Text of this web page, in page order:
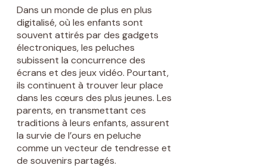
Dans un monde de plus en plus
digitalisé, où les enfants sont
souvent attirés par des gadgets
électroniques, les peluches
subissent la concurrence des
écrans et des jeux vidéo. Pourtant,
ils continuent à trouver leur place
dans les cœurs des plus jeunes. Les
parents, en transmettant ces
traditions à leurs enfants, assurent
la survie de l’ours en peluche
comme un vecteur de tendresse et
de souvenirs partagés.